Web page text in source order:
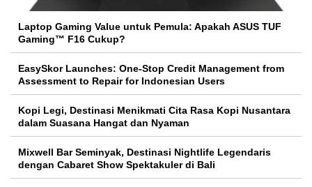
Laptop Gaming Value untuk Pemula: Apakah ASUS TUF
Gaming™ F16 Cukup?
EasySkor Launches: One-Stop Credit Management from
Assessment to Repair for Indonesian Users
Kopi Legi, Destinasi Menikmati Cita Rasa Kopi Nusantara
dalam Suasana Hangat dan Nyaman
Mixwell Bar Seminyak, Destinasi Nightlife Legendaris
dengan Cabaret Show Spektakuler di Bali